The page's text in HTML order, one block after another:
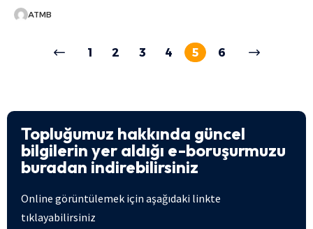
ATMB
1 2 3 4 5 6
Topluğumuz hakkında güncel
bilgilerin yer aldığı e-boruşurmuzu
buradan indirebilirsiniz
Online görüntülemek için aşağıdaki linkte
tıklayabilirsiniz